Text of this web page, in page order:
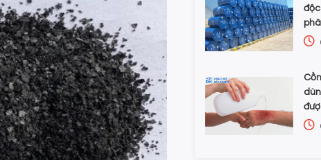
an
dẫn